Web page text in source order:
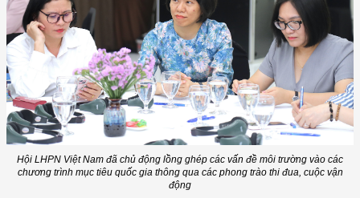
Hội LHPN Việt Nam đã chủ động lồng ghép các vấn đề môi trường vào các
chương trình mục tiêu quốc gia thông qua các phong trào thi đua, cuộc vận
động